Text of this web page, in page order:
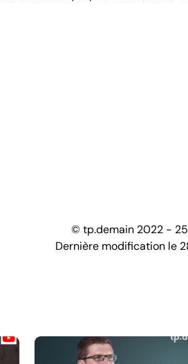
© tp.demain 2022 -
Dernière modification le